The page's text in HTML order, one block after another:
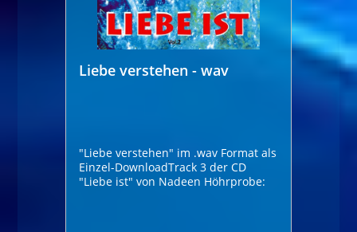
Liebe verstehen - wav
"Liebe verstehen" im .wav Format als
Einzel-DownloadTrack 3 der CD
"Liebe ist" von Nadeen Höhrprobe: